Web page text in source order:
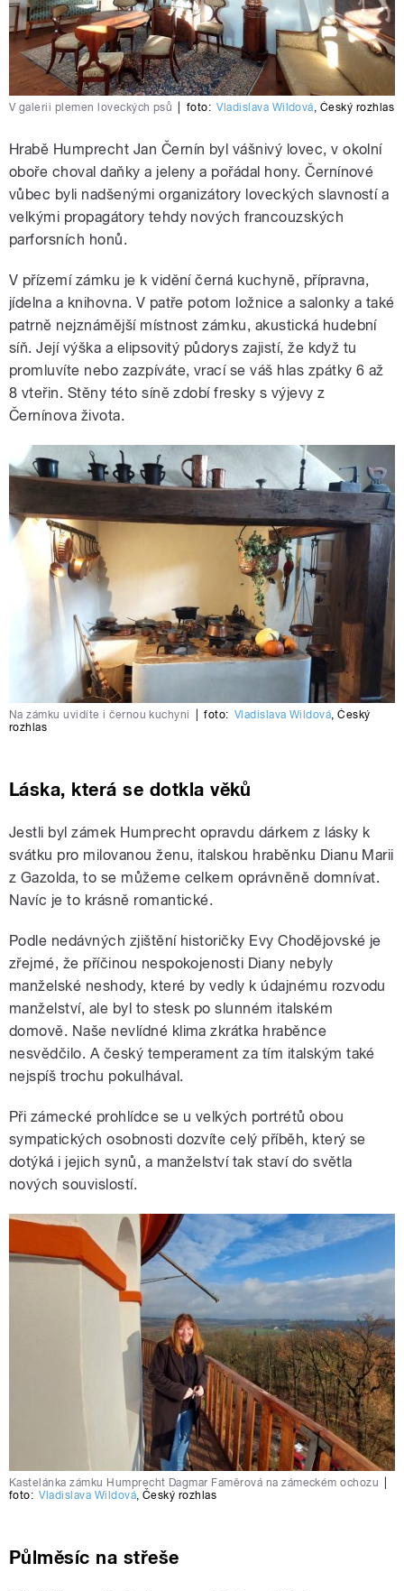
V galerii plemen loveckých psů foto: Vladislava Wildová, Český rozhlas
Hrabě Humprecht Jan Černín byl vášnivý lovec, v okolní
oboře choval daňky a jeleny a pořádal hony. Černínové
vůbec byli nadšenými organizátory loveckých slavností a
velkými propagátory tehdy nových francouzských
parforsních honů.
V přízemí zámku je k vidění černá kuchyně, přípravna,
jídelna a knihovna. V patře potom ložnice a salonky a také
patrně nejznámější místnost zámku, akustická hudební
síň. Její výška a elipsovitý půdorys zajistí, že když tu
promluvíte nebo zazpíváte, vrací se váš hlas zpátky 6 až
8 vteřin. Stěny této síně zdobí fresky s výjevy z
Černínova života.
Na zámku uvidíte i černou kuchyni foto: Vladislava Wildová ,Český
rozhlas
Láska, která se dotkla věků
Jestli byl zámek Humprecht opravdu dárkem z lásky k
svátku pro milovanou ženu, italskou hraběnku Dianu Marii
z Gazolda, to se můžeme celkem oprávněně domnívat.
Navíc je to krásně romantické.
Podle nedávných zjištění historičky Evy Chodějovské je
zřejmé, že příčinou nespokojenosti Diany nebyly
manželské neshody, které by vedly k údajnému rozvodu
manželství, ale byl to stesk po slunném italském
domově. Naše nevlídné klima zkrátka hraběnce
nesvědčilo. A český temperament za tím italským také
nejspíš trochu pokulhával.
Při zámecké prohlídce se u velkých portrétů obou
sympatických osobnosti dozvíte celý příběh, který se
dotýká i jejich synů, a manželství tak staví do světla
nových souvislostí.
Kastelánka zámku Humprecht Dagmar Faměrová na zámeckém ochozu
foto: Vladislava Wildová,Český rozhlas
Půlměsíc na střeše